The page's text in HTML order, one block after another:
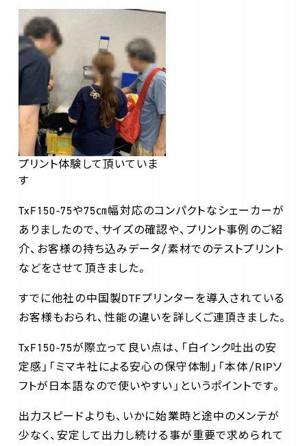
プリント体験して頂いていま
す
TxF150-75や75㎝幅対応のコンパクトなシェーカーが
ありましたので、サイズの確認や、プリント事例のご紹
介、お客様の持ち込みデータ/素材でのテストプリント
などをさせて頂きました。
すでに他社の中国製DTFプリンターを導入されている
お客様もおられ、性能の違いを詳しくご連頂きました。
TxF150-75が際立って良い点は、「白インク吐出の安
定感」「ミマキ社による安心の保守体制」「本体/RIPソ
フトが日本語なので使いやすい」というポイントです。
出力スピードよりも、いかに始業時と途中のメンテが
少なく、安定して出力し続ける事が重要で求められて